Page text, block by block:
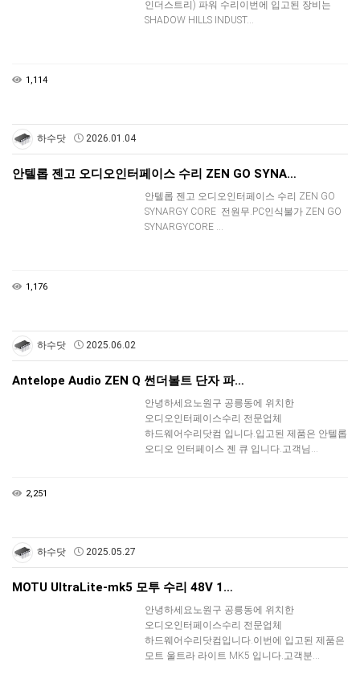
인더스트리) 파워 수리이번에 입고된 장비는
SHADOW HILLS INDUST…
1,114
하수닷 2026.01.04
안텔롭 젠고 오디오인터페이스 수리 ZEN GO SYNA…
안텔롭 젠고 오디오인터페이스 수리 ZEN GO
SYNARGY CORE 전원무.PC인식불가 ZEN GO
SYNARGYCORE …
1,176
하수닷 2025.06.02
Antelope Audio ZEN Q 썬더볼트 단자 파…
안녕하세요노원구 공릉동에 위치한
오디오인터페이스수리 전문업체
하드웨어수리닷컴 입니다.입고된 제품은 안텔롭
오디오 인터페이스 젠 큐 입니다.고객님…
2,251
하수닷 2025.05.27
MOTU UltraLite-mk5 모투 수리 48V 1…
안녕하세요노원구 공릉동에 위치한
오디오인터페이스수리 전문업체
하드웨어수리닷컴입니다.이번에 입고된 제품은
모트 울트라 라이트 MK5 입니다.고객분…